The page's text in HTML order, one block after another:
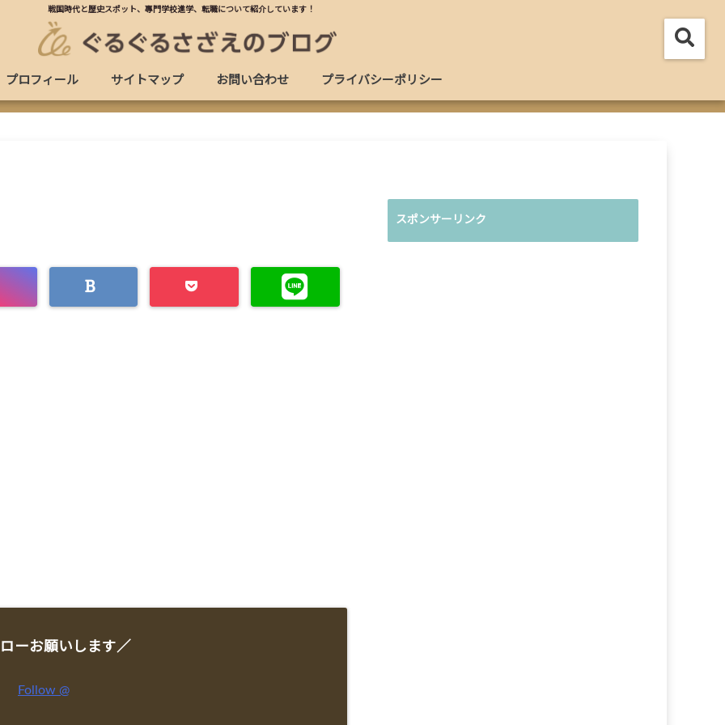
戦国時代と歴史スポット、專門学校進学、転職について紹介しています！
プロフィール サイトマップ お問い合わせ プライバシーポリシー
ーお願いします／
Follow @
スポンサーリンク